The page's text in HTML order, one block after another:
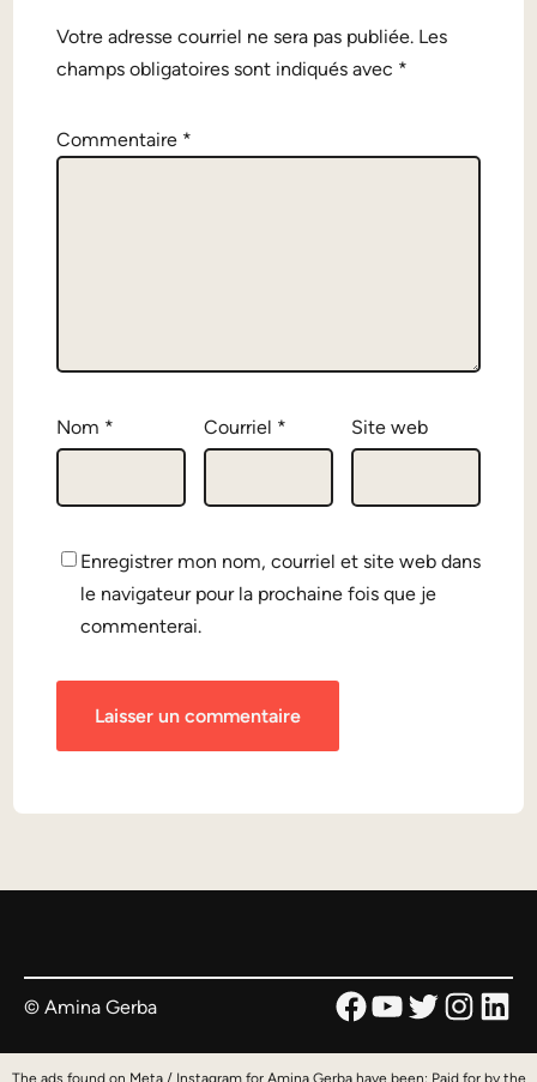
Votre adresse courriel ne sera pas publiée. Les
champs obligatoires sont indiqués avec *
Commentaire *
Nom * Courriel * Site web
Enregistrer mon nom, courriel et site web dans
le navigateur pour la prochaine fois que je
commenterai.
© Amina Gerba Facebook
YouTube
Twitter
The ads found on Meta / Instagram for Amina Gerba have been: Paid for by the